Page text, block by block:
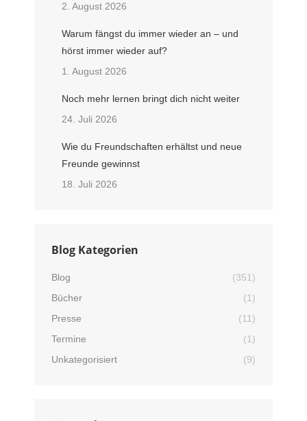
2. August 2026
Warum fängst du immer wieder an – und
hörst immer wieder auf?
1. August 2026
Noch mehr lernen bringt dich nicht weiter
24. Juli 2026
Wie du Freundschaften erhältst und neue
Freunde gewinnst
18. Juli 2026
Blog Kategorien
Blog
(351)
Bücher
(1)
Presse
(11)
Termine
(1)
Unkategorisiert
(9)